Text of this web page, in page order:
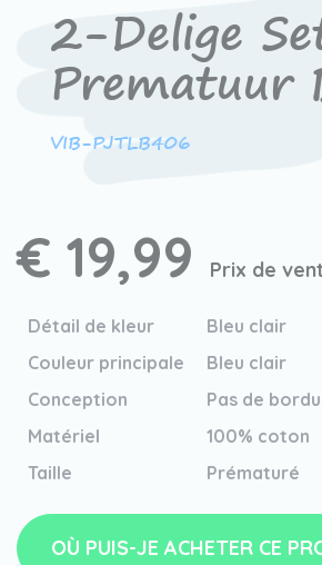
2-Delige
Prematuur
VIB-PJTLB406
€ 19,99 Prix de
Détail de kleur
Bleu clair
Couleur principale
Bleu clair
Conception
Pas de
Matériel
100% coton
Taille
Prématuré
OÙ PUIS-JE ACHETER CE